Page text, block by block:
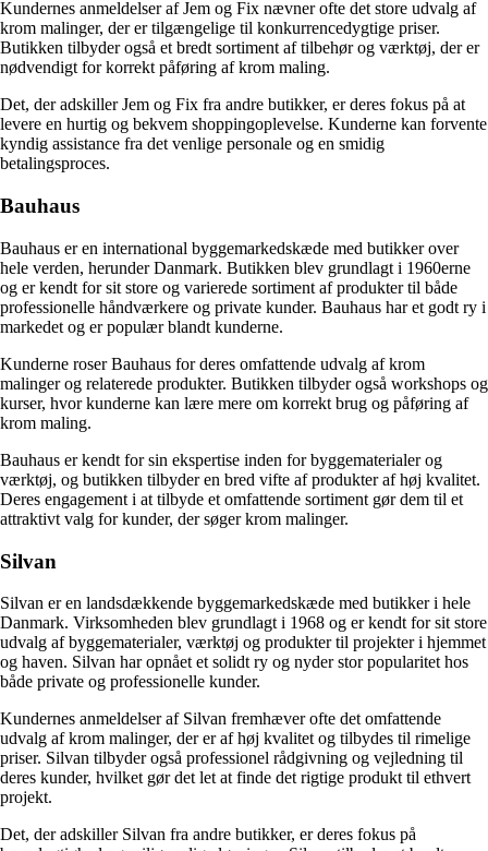
Kundernes anmeldelser af Jem og Fix nævner ofte det store udvalg af
krom malinger, der er tilgængelige til konkurrencedygtige priser.
Butikken tilbyder også et bredt sortiment af tilbehør og værktøj, der er
nødvendigt for korrekt påføring af krom maling.
Det, der adskiller Jem og Fix fra andre butikker, er deres fokus på at
levere en hurtig og bekvem shoppingoplevelse. Kunderne kan forvente
kyndig assistance fra det venlige personale og en smidig
betalingsproces.
Bauhaus
Bauhaus er en international byggemarkedskæde med butikker over
hele verden, herunder Danmark. Butikken blev grundlagt i 1960erne
og er kendt for sit store og varierede sortiment af produkter til både
professionelle håndværkere og private kunder. Bauhaus har et godt ry i
markedet og er populær blandt kunderne.
Kunderne roser Bauhaus for deres omfattende udvalg af krom
malinger og relaterede produkter. Butikken tilbyder også workshops og
kurser, hvor kunderne kan lære mere om korrekt brug og påføring af
krom maling.
Bauhaus er kendt for sin ekspertise inden for byggematerialer og
værktøj, og butikken tilbyder en bred vifte af produkter af høj kvalitet.
Deres engagement i at tilbyde et omfattende sortiment gør dem til et
attraktivt valg for kunder, der søger krom malinger.
Silvan
Silvan er en landsdækkende byggemarkedskæde med butikker i hele
Danmark. Virksomheden blev grundlagt i 1968 og er kendt for sit store
udvalg af byggematerialer, værktøj og produkter til projekter i hjemmet
og haven. Silvan har opnået et solidt ry og nyder stor popularitet hos
både private og professionelle kunder.
Kundernes anmeldelser af Silvan fremhæver ofte det omfattende
udvalg af krom malinger, der er af høj kvalitet og tilbydes til rimelige
priser. Silvan tilbyder også professionel rådgivning og vejledning til
deres kunder, hvilket gør det let at finde det rigtige produkt til ethvert
projekt.
Det, der adskiller Silvan fra andre butikker, er deres fokus på